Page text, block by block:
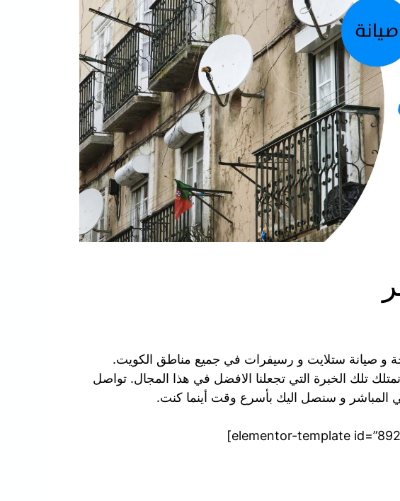
و صيانة ستلايت و رسيفرات في جميع مناطق الكويت.
تلك الخبرة التي تجعلنا الافضل في هذا المجال. تواصل
المباشر و سنصل اليك بأسرع وقت أينما كنت.